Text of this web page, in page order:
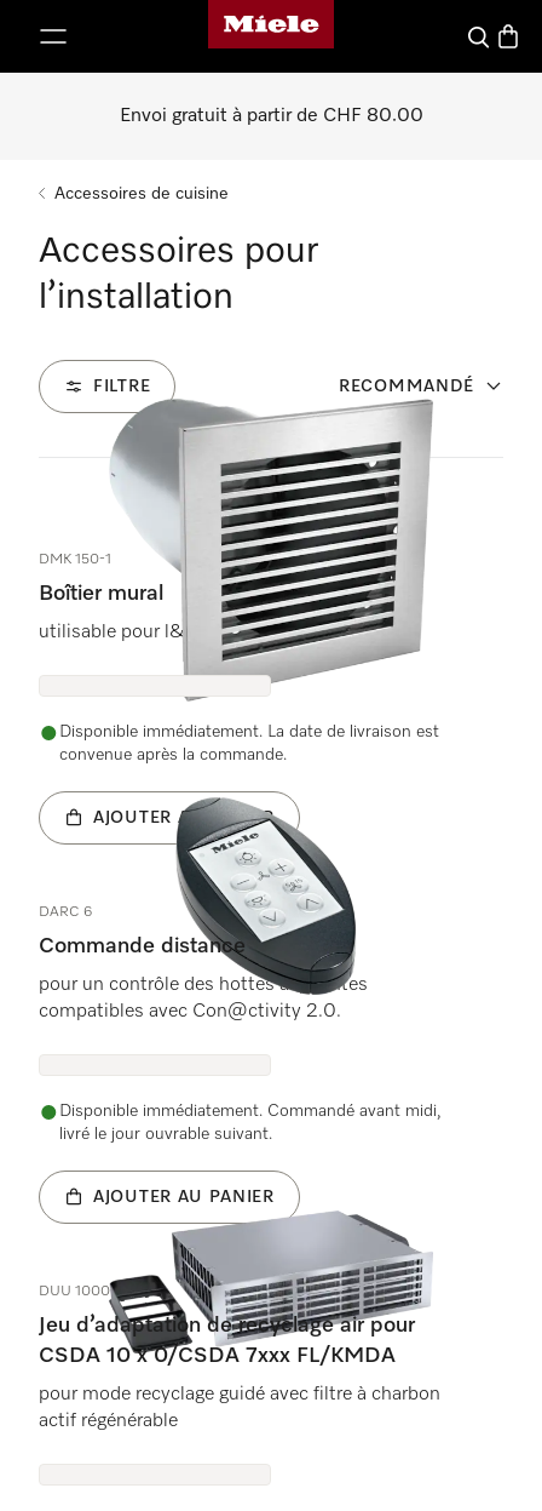
Page d'accueil de Miele
Search
Envoi gratuit à partir de CHF 80.00
Accessoires de cuisine
Accessoires pour
l’installation
FILTRE RECOMMANDÉ
104 Produits
DMK 150-1
Boîtier mural
utilisable pour l&#39;évacuation d&#39;air.
Disponible immédiatement. La date de livraison est
convenue après la commande.
AJOUTER AU PANIER
DARC 6
Commande distance
pour un contrôle des hottes aspirantes
compatibles avec Con@ctivity 2.0.
Disponible immédiatement. Commandé avant midi,
livré le jour ouvrable suivant.
AJOUTER AU PANIER
DUU 1000-2
Jeu d’adaptation de recyclage air pour
CSDA 10 x 0/CSDA 7xxx FL/KMDA
pour mode recyclage guidé avec filtre à charbon
actif régénérable